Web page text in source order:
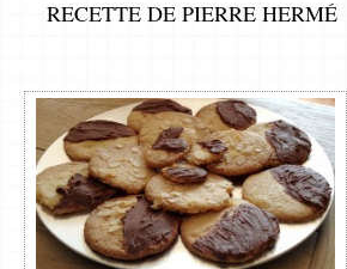
RECETTE DE PIERRE HERMÉ